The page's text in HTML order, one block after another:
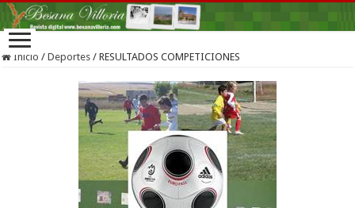
Inicio / Deportes / RESULTADOS COMPETICIONES